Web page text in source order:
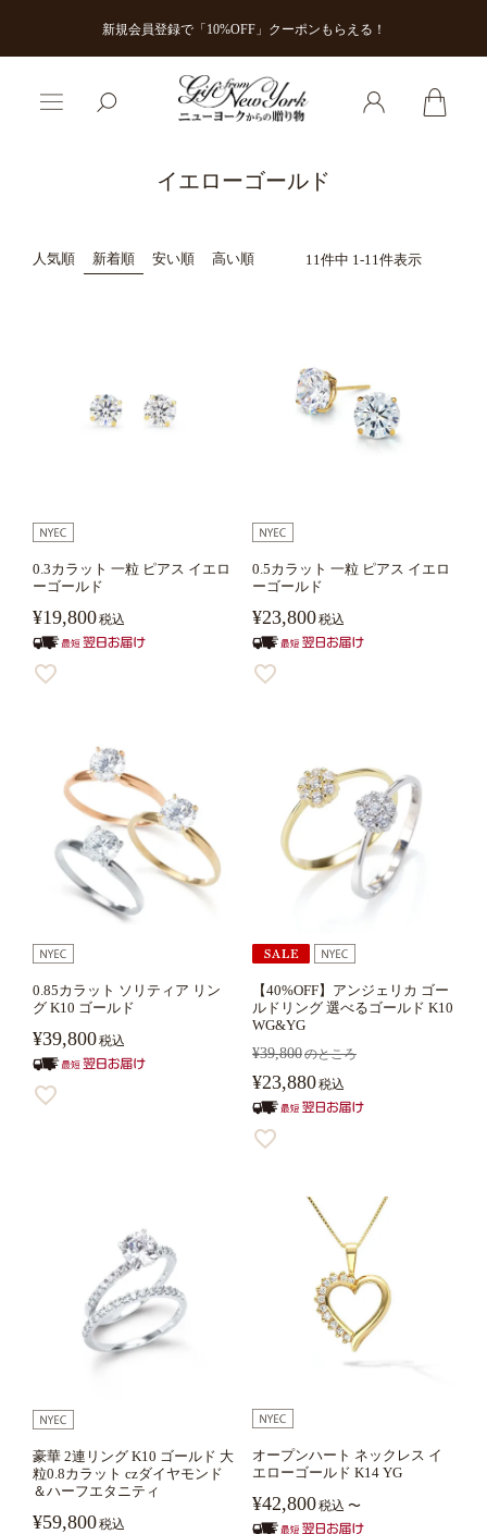
新規会員登録で「10%OFF」クーポンもらえる！
イエローゴールド
人気順 新着順 安い順 高い順 11 件中 1 -11 件表示
0.3カラット 一粒 ピアス イエロ
ーゴールド
¥19,800税込
0.5カラット 一粒 ピアス イエロ
ーゴールド
¥23,800税込
0.85カラット ソリティア リン
グ K10 ゴールド
¥39,800税込
【40%OFF】アンジェリカ ゴー
ルドリング 選べるゴールド K10
WG&YG
¥39,800のところ
¥23,880税込
豪華 2連リング K10 ゴールド 大
粒0.8カラット czダイヤモンド
＆ハーフエタニティ
¥59,800税込
オープンハート ネックレス イ
エローゴールド K14 YG
¥42,800税込 〜